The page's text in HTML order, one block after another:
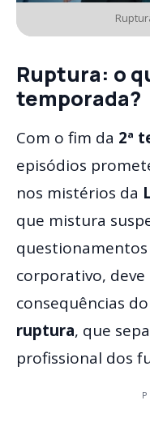
Ruptura: o
temporada?
Com o fim da 2ª
episódios
nos mistérios da
que mistura
corporativo,
consequências do
ruptura, que
profissional dos